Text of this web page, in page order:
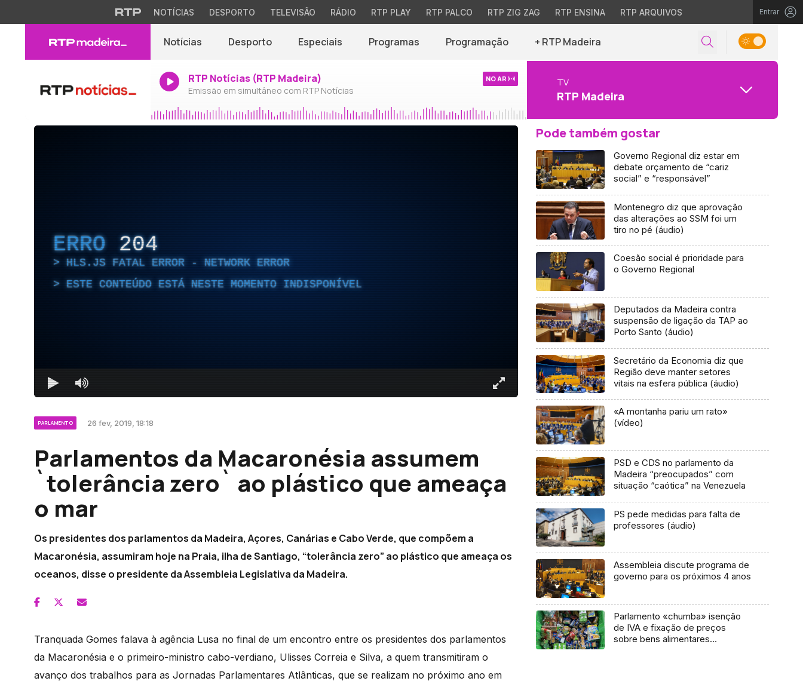
NOTÍCIAS DESPORTO TELEVISÃO RÁDIO RTP PLAY RTP PALCO RTP ZIG ZAG RTP ENSINA RTP ARQUIVOS Entrar
Notícias Desporto Especiais Programas Programação + RTP Madeira
RTP Notícias (RTP Madeira)
Emissão em simultâneo com RTP Notícias
NO AR TV
RTP Madeira
ERRO 204
HLS.JS FATAL ERROR - NETWORK ERROR
ESTE CONTEÚDO ESTÁ NESTE MOMENTO INDISPONÍVEL
PARLAMENTO 26 fev, 2019, 18:18
Parlamentos da Macaronésia assumem
`tolerância zero` ao plástico que ameaça
o mar
Os presidentes dos parlamentos da Madeira, Açores, Canárias e Cabo Verde, que compõem a
Macaronésia, assumiram hoje na Praia, ilha de Santiago, “tolerância zero” ao plástico que ameaça os
oceanos, disse o presidente da Assembleia Legislativa da Madeira.
Tranquada Gomes falava à agência Lusa no final de um encontro entre os presidentes dos parlamentos
da Macaronésia e o primeiro-ministro cabo-verdiano, Ulisses Correia e Silva, a quem transmitiram o
avanço dos trabalhos para as Jornadas Parlamentares Atlânticas, que se realizam no próximo ano em
Pode também gostar
Governo Regional diz estar em
debate orçamento de “cariz
social” e “responsável”
Montenegro diz que aprovação
das alterações ao SSM foi um
tiro no pé (áudio)
Coesão social é prioridade para
o Governo Regional
Deputados da Madeira contra
suspensão de ligação da TAP ao
Porto Santo (áudio)
Secretário da Economia diz que
Região deve manter setores
vitais na esfera pública (áudio)
«A montanha pariu um rato»
(vídeo)
PSD e CDS no parlamento da
Madeira “preocupados” com
situação “caótica” na Venezuela
PS pede medidas para falta de
professores (áudio)
Assembleia discute programa de
governo para os próximos 4 anos
Parlamento «chumba» isenção
de IVA e fixação de preços
sobre bens alimentares